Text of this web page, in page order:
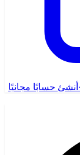
· أنشئ حسابًا مجانيًا